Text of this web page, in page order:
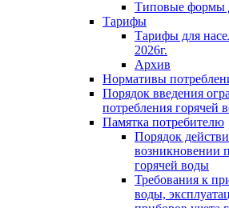
Типовые формы
Тарифы
Тарифы для
2026г.
Архив
Нормативы
Порядок введения
потребления горячей
Памятка потребителю
Порядок
возникновении
горячей воды
Требования к
воды,